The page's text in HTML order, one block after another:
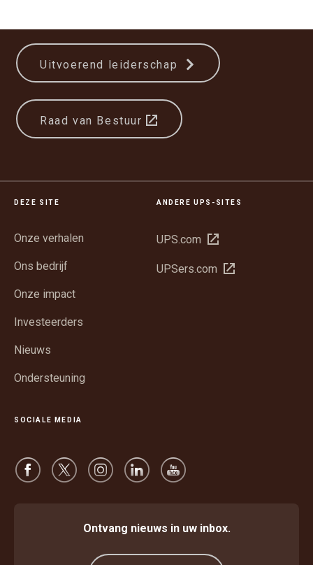
Uitvoerend leiderschap
Raad van Bestuur
DEZE SITE
Onze verhalen
Ons bedrijf
Onze impact
Investeerders
Nieuws
Ondersteuning
ANDERE UPS-SITES
UPS.com
Opent
een
UPSers.com
Opent
SOCIALE MEDIA
Ontvang nieuws in uw inbox.